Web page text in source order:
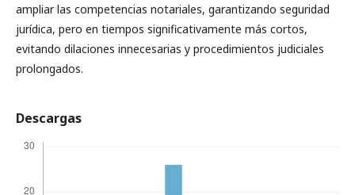
ampliar las competencias notariales, garantizando seguridad
jurídica, pero en tiempos significativamente más cortos,
evitando dilaciones innecesarias y procedimientos judiciales
prolongados.
Descargas